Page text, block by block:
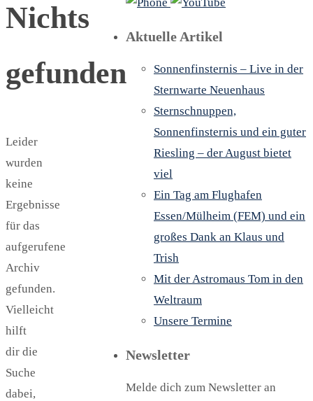
Nichts
gefunden
Leider
wurden
keine
Ergebnisse
für das
aufgerufene
Archiv
gefunden.
Vielleicht
hilft
dir die
Suche
dabei,
Aktuelle Artikel
Sonnenfinsternis – Live in der
Sternwarte Neuenhaus
Sternschnuppen,
Sonnenfinsternis und ein guter
Riesling – der August bietet
viel
Ein Tag am Flughafen
Essen/Mülheim (FEM) und ein
großes Dank an Klaus und
Trish
Mit der Astromaus Tom in den
Weltraum
Unsere Termine
Newsletter
Melde dich zum Newsletter an